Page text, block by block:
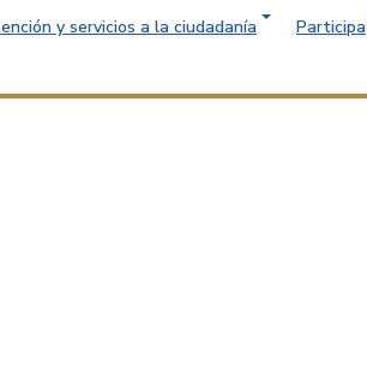
y servicios a la ciudadanía Participa